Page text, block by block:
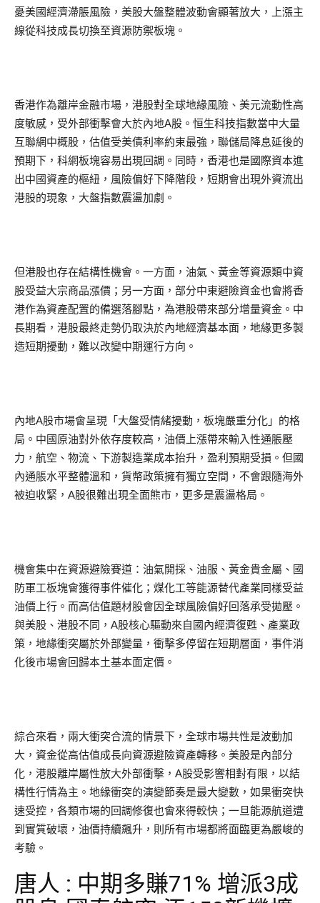
憂美國經濟滯脹風險，美股大盤整體波動會顯著放大，上漲主
線從科技成長切換至資源防禦板塊。
香港作為離岸金融市場，港股對全球地緣風險、美元流動性高
度敏感，受外部衝擊會大於內地A股。恒生科技指數當中大量
互聯網中概股，估值受美債利率約束最強，聯儲局降息延後的
預期下，科網板塊容易出現回調。同時，香港也是國際資本進
出中國資產的樞紐，風險偏好下降階段，短期會出現外資流出
港股的現象，大盤指數震盪加劇。
但港股也存在結構性機會。一方面，油氣、黃金等資源類中資
股受益大宗商品漲價；另一方面，部分中東避險資金也會將香
港作為資產配置的備選落腳點，為港股帶來部分增量資金。中
長期看，港股最終走勢仍取決於內地經濟基本面，地緣更多製
造短期擾動，難以改變中期運行方向。
內地A股市場會呈現「大盤受情緒擾動，板塊嚴重分化」的格
局。中國原油對外依存度較高，油價上漲帶來輸入性通脹壓
力，航空、物流、下游製造業成本抬升，盈利預期受損。但國
內通脹水平整體溫和，貨幣政策擁有獨立空間，不會跟隨海外
被迫收緊，A股很難出現全面熊市，更多是震盪格局。
機會集中在資源避險賽道：油氣開採、油服、黃金貴金屬、國
防軍工板塊會獲得事件催化；煤化工等能源替代產業同樣受益
油價上行。而高估值題材股會因全球風險偏好回落承受拋壓。
與美股、港股不同，A股核心驅動來自國內經濟復甦、產業政
策，地緣衝突屬於外部變量，衝擊多停留在短期層面，事件消
化後市場會回歸本土基本面定價。
綜合來看，兩大衝突合流的情景下，全球市場共性是波動加
大，資金從高估值成長向資源避險資產轉移。美股是內部分
化，港股離岸屬性放大外部衝擊，A股受影響相對有限，以結
構性行情為主。地緣衝突的演變節奏是最大變數，如果衝突快
速受控，各類市場的回調修復也會來得較快；一旦能源航道遭
到實質破壞，油價持續飆升，則所有市場都將面臨更為嚴峻的
考驗。
唐人 : 中期多賺71% 增派3成